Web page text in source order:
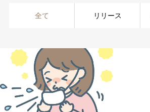
全て リリース
お知らせ
よくある質問
オンライン診療